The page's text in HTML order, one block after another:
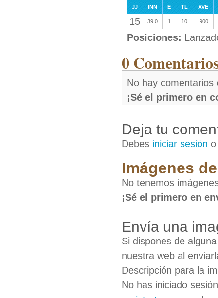
JJ INN E TL AVE
15 39.0 1 10 .900
Posiciones:
0
No hay comentarios
¡Sé el primero en
Deja tu
Debes iniciar sesión
Imágenes
No tenemos
¡Sé el primero en
Envía una
Si dispones de
nuestra web al
Descripción para la
No has iniciado